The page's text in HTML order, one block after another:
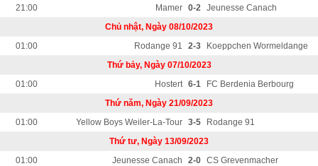
21:00
Mamer 0-2 Jeunesse Canach
Chủ nhật, Ngày 08/10/2023
01:00
Rodange 91 2-3
Koeppchen Wormeldange
Thứ bảy, Ngày 07/10/2023
01:00
Hostert 6-1
FC Berdenia Berbourg
Thứ năm, Ngày 21/09/2023
01:00
Yellow Boys Weiler-La-Tour 3-5
Rodange 91
Thứ tư, Ngày 13/09/2023
01:00
Jeunesse Canach 2-0 CS Grevenmacher